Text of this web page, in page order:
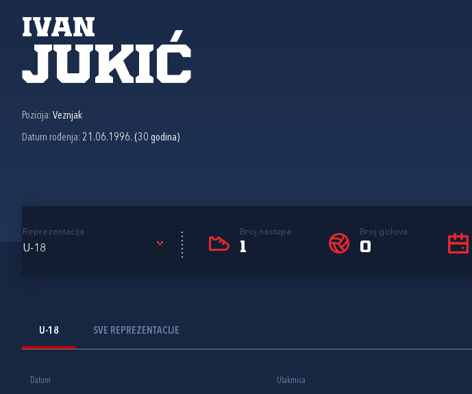
Ivan
Jukić
Pozicija: Veznjak
Datum rođenja: 21.06.1996. (30 godina)
Reprezentacija
U-18
Broj nastupa
1
Broj golova
0
U-18 SVE REPREZENTACIJE
Datum Utakmica